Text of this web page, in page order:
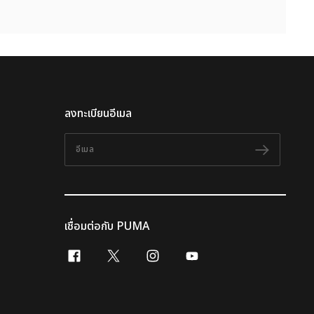
ลงทะเบียนอีเมล
อีเมล
ติดตาม
เชื่อมต่อกับ PUMA
facebook
x-twitterinstagram
youtube